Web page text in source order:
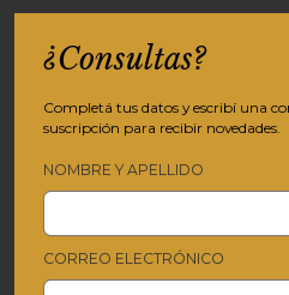
¿Consultas?
Completá tus datos y escribí una
suscripción para recibir novedades.
NOMBRE Y APELLIDO
CORREO ELECTRÓNICO